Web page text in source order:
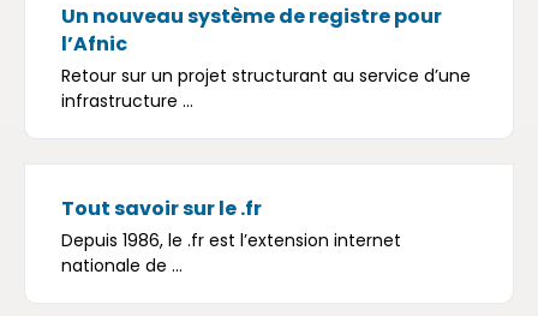
Un nouveau système de registre pour
l’Afnic
Retour sur un projet structurant au service d’une
infrastructure ...
Tout savoir sur le .fr
Depuis 1986, le .fr est l’extension internet
nationale de ...